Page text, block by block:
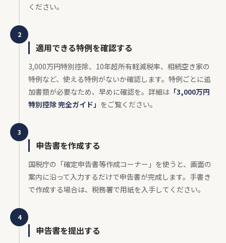
ください。
2
適用できる特例を確認する
3,000万円特別控除、10年超所有軽減税率、相続空き家の
特例など、使える特例がないか確認します。特例ごとに追
加書類が必要なため、早めに確認を。詳細は 「3,000万円
特別控除 完全ガイド」 をご覧ください。
3
申告書を作成する
国税庁の「確定申告書等作成コーナー」を使うと、画面の
案内に沿って入力するだけで申告書が完成します。手書き
で作成する場合は、税務署で用紙を入手してください。
4
申告書を提出する